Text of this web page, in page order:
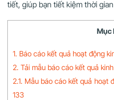
tiết, giúp bạn tiết kiệm thời
Mục
1. Báo cáo kết quả hoạt động
2. Tải mẫu báo cáo kết quả
2.1. Mẫu báo cáo kết quả hoạt
133